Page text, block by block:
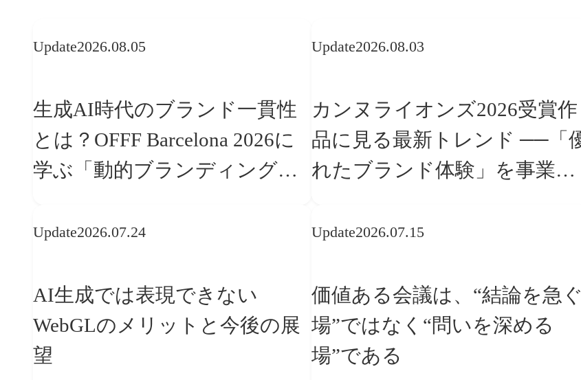
Update2026.08.05
生成AI時代のブランド一貫性
とは？OFFF Barcelona 2026に
学ぶ「動的ブランディング」
Update2026.08.03
カンヌライオンズ2026受賞作
品に見る最新トレンド ──「優
れたブランド体験」を事業と
Update2026.07.24
AI生成では表現できない
WebGLのメリットと今後の展
望
Update2026.07.15
価値ある会議は、“結論を急ぐ
場”ではなく“問いを深める
場”である